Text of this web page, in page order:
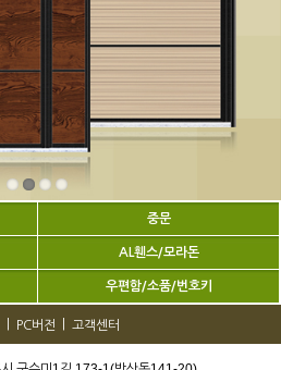
중문
AL휀스/모라돈
우편함/소품/번호키
PC버전 고객센터